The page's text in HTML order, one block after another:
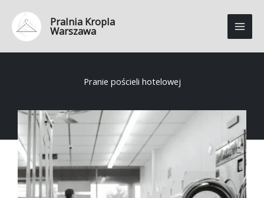
treści
Pralnia Kropla
Warszawa
Pranie pościeli hotelowej